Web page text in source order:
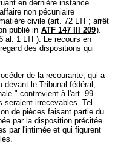
en dernière instance
non pécuniaire
civile (art. 72 LTF; arrêt
publié in ATF 147 III 209).
al. 1 LTF). Le recours en
des dispositions qui
de la recourante, qui a
devant le Tribunal fédéral,
" contrevient à l'art. 99
irrecevables. Tel
de pièces faisant partie du
par la disposition précitée.
par l'intimée et qui figurent